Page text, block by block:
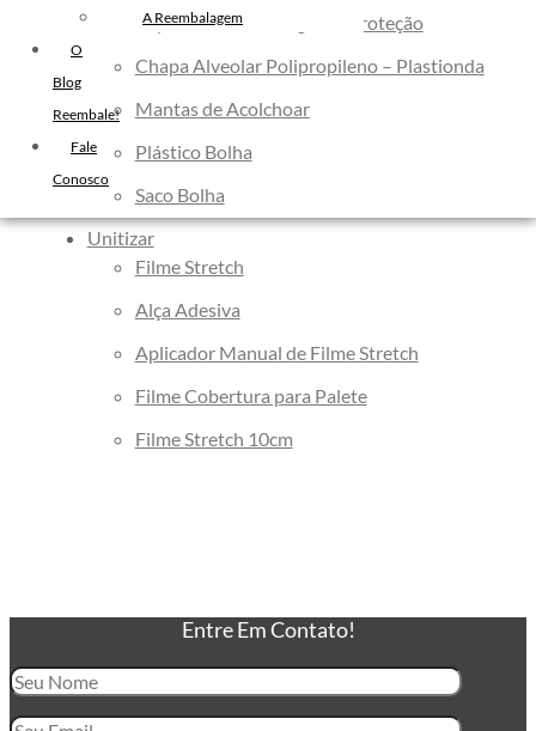
Filme Stretch Preto
Fita de Arquear 10mm
Fita de Arquear
Fita Adesiva Transparente
Fita Adesiva Personalizada
Fita Adesiva Personalizada com
Logomarca
Pequena Quantidade
Fita Adesiva Personalizada no
48×100
A Reembalagem
O
Blog
Reembale!
Fale
Conosco
Papeis Para Embalagem e Proteção
Chapa Alveolar Polipropileno – Plastionda
Mantas de Acolchoar
Plástico Bolha
Saco Bolha
Unitizar
Filme Stretch
Alça Adesiva
Aplicador Manual de Filme Stretch
Filme Cobertura para Palete
Filme Stretch 10cm
Entre Em Contato!